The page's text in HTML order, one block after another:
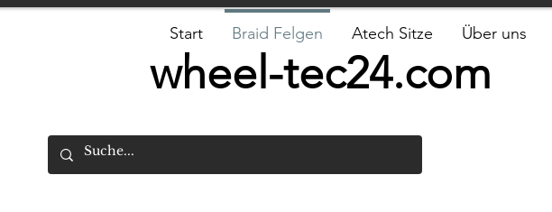
wheel-tec24.com
Start Braid Felgen Atech Sitze Über uns